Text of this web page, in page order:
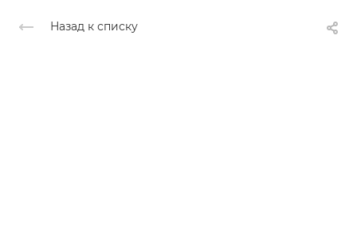
Назад к списку